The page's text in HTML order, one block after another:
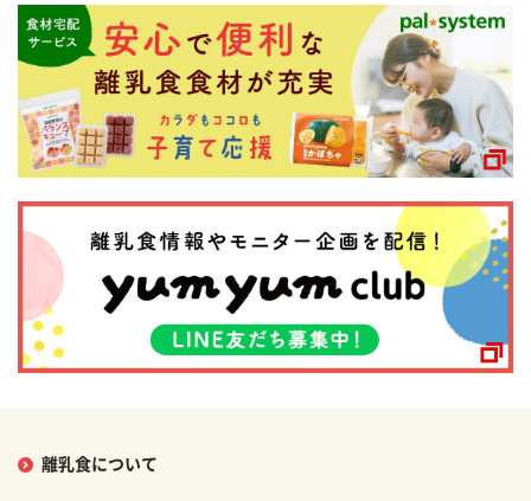
離乳食について